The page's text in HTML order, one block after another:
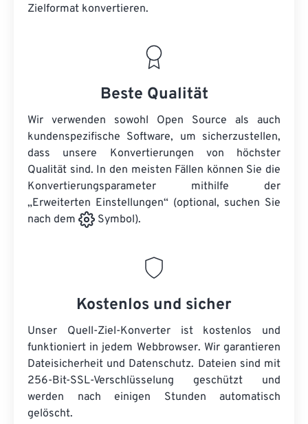
Zielformat konvertieren.
Beste Qualität
Wir verwenden sowohl Open Source als auch
kundenspezifische Software, um sicherzustellen,
dass unsere Konvertierungen von höchster
Qualität sind. In den meisten Fällen können Sie die
Konvertierungsparameter mithilfe der
„Erweiterten Einstellungen“ (optional, suchen Sie
nach dem
Symbol).
Kostenlos und sicher
Unser Quell-Ziel-Konverter ist kostenlos und
funktioniert in jedem Webbrowser. Wir garantieren
Dateisicherheit und Datenschutz. Dateien sind mit
256-Bit-SSL-Verschlüsselung geschützt und
werden nach einigen Stunden automatisch
gelöscht.